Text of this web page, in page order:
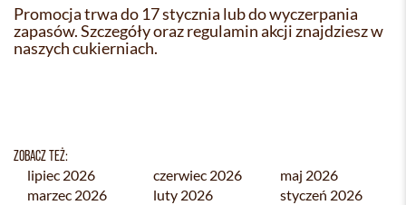
Promocja trwa do 17 stycznia lub do wyczerpania
zapasów. Szczegóły oraz regulamin akcji znajdziesz w
naszych cukierniach.
ZOBACZ TEŻ:
lipiec 2026 czerwiec 2026
maj 2026
marzec 2026
luty 2026
styczeń 2026